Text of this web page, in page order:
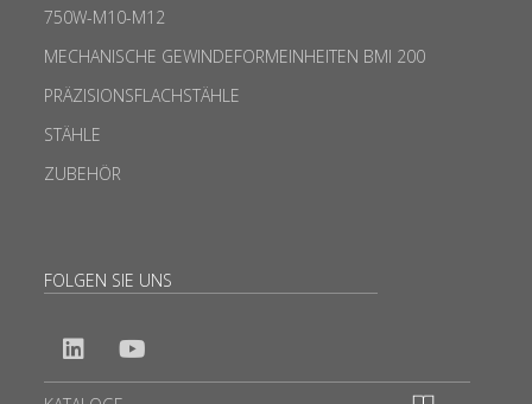
750W-M10-M12
MECHANISCHE GEWINDEFORMEINHEITEN BMI 200
PRÄZISIONSFLACHSTÄHLE
STÄHLE
ZUBEHÖR
FOLGEN SIE UNS